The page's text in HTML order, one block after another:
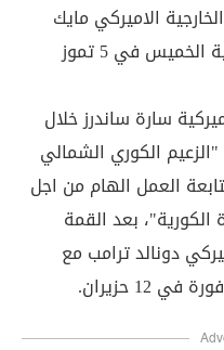
الاميركي مايك
بومبيو سيزور مجددا كوريا الشمالية الخميس في 5 تموز
سارة ساندرز خلال
الكوري الشمالي
العمل الهام من اجل
الكورية"، بعد القمة
دونالد ترامب مع
حزيران.